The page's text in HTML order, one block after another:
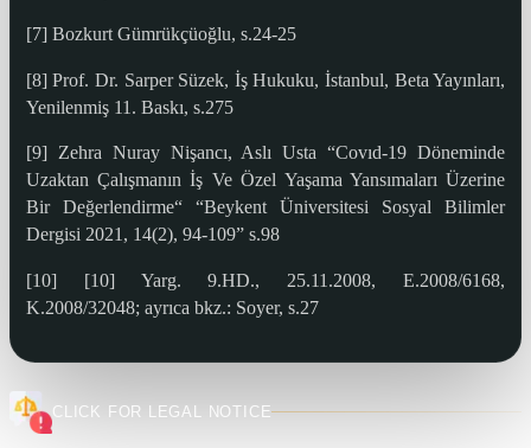
[7] Bozkurt Gümrükçüoğlu, s.24-25
[8] Prof. Dr. Sarper Süzek, İş Hukuku, İstanbul, Beta Yayınları,
Yenilenmiş 11. Baskı, s.275
[9] Zehra Nuray Nişancı, Aslı Usta “Covıd-19 Döneminde
Uzaktan Çalışmanın İş Ve Özel Yaşama Yansımaları Üzerine
Bir Değerlendirme“ “Beykent Üniversitesi Sosyal Bilimler
Dergisi 2021, 14(2), 94-109” s.98
[10] [10] Yarg. 9.HD., 25.11.2008, E.2008/6168,
K.2008/32048; ayrıca bkz.: Soyer, s.27
CLICK FOR LEGAL NOTICE